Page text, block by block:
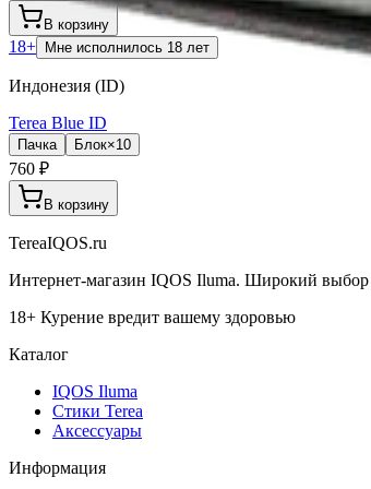
В корзину
18+ Мне исполнилось 18 лет
Индонезия (ID)
Terea Blue ID
Пачка Блок×10
760 ₽
В корзину
TereaIQOS.ru
Интернет-магазин IQOS Iluma. Широкий выбор
18+ Курение вредит вашему здоровью
Каталог
IQOS Iluma
Стики Terea
Аксессуары
Информация